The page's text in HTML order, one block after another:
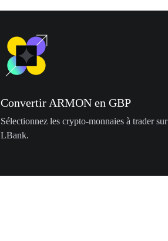
Convertir ARMON en GBP
Sélectionnez les crypto-monnaies à trader sur
LBank.